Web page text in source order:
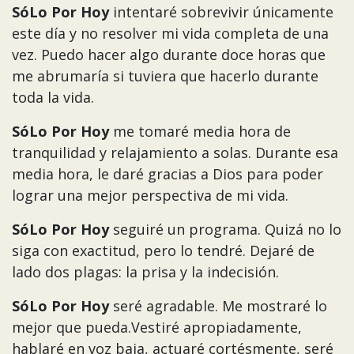
SóLo Por Hoy intentaré sobrevivir únicamente
este día y no resolver mi vida completa de una
vez. Puedo hacer algo durante doce horas que
me abrumaría si tuviera que hacerlo durante
toda la vida.
SóLo Por Hoy me tomaré media hora de
tranquilidad y relajamiento a solas. Durante esa
media hora, le daré gracias a Dios para poder
lograr una mejor perspectiva de mi vida.
SóLo Por Hoy seguiré un programa. Quizá no lo
siga con exactitud, pero lo tendré. Dejaré de
lado dos plagas: la prisa y la indecisión.
SóLo Por Hoy seré agradable. Me mostraré lo
mejor que pueda.Vestiré apropiadamente,
hablaré en voz baja, actuaré cortésmente, seré